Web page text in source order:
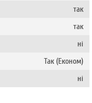
так
так
ні
Так (Економ)
ні